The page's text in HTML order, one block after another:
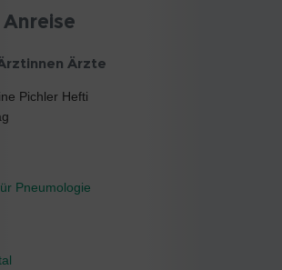
Ärzte
Pichler Hefti
Pneumologie